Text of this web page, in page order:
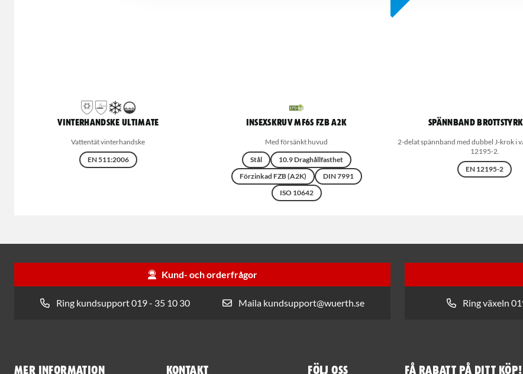
Vinterhandske Ultimate
Vattentät vinterhandske
EN 511:2006
Insexskruv MF6S FZB A2K
Med försänkt huvud
Stål
10.9 Draghållfasthet
Förzinkad FZB (A2K)
DIN 7991
ISO 10642
Spännband
2-delat spännband med dubbel J-krok i
12195-2.
EN 12195-2
Kund- och orderfrågor
Ring kundsupport 019 - 35 10 30 Maila kundsupport@wuerth.se Ring växeln
Mer information Kontakt Följ oss Få rabatt på ditt köp!